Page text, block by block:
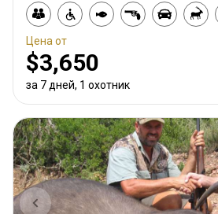
Цена от
$3,650
за 7 дней, 1 охотник